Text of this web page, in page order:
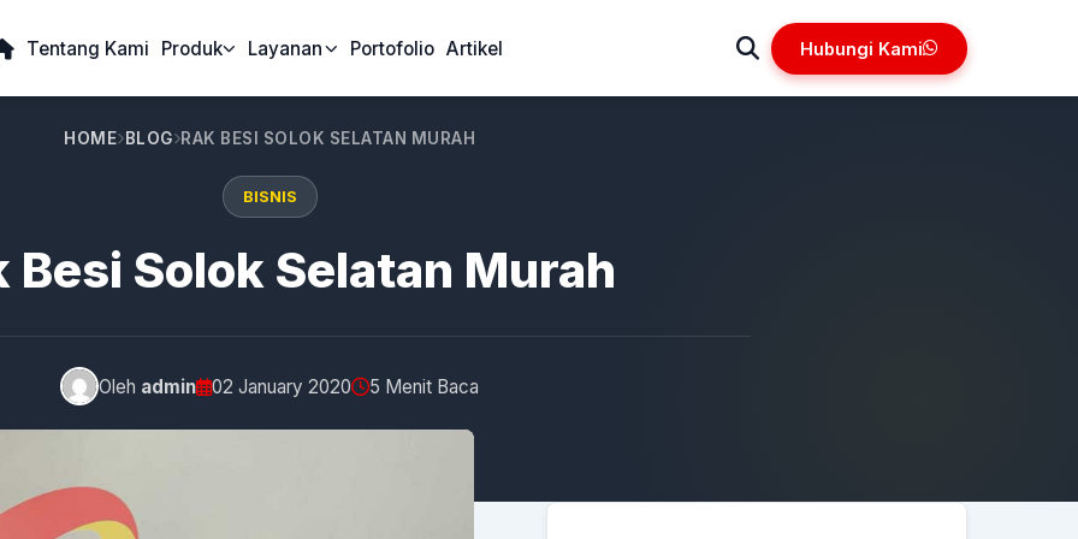
Tentang Kami Produk Layanan Portofolio Artikel Hubungi Kami
HOME BLOG RAK BESI SOLOK SELATAN MURAH
BISNIS
Besi Solok Selatan Murah
Oleh admin 02 January 2020 5 Menit Baca